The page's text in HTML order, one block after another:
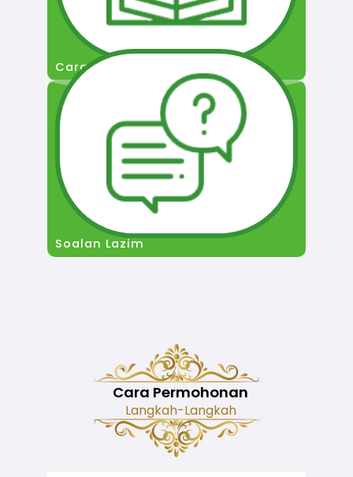
Cara Permohonan
Soalan Lazim
Cara Permohonan
Langkah-Langkah